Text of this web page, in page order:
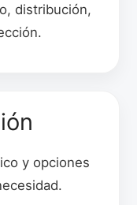
distribución,
y opciones